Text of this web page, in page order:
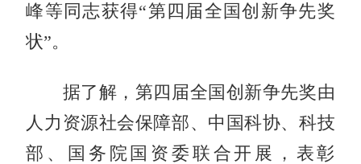
峰等同志获得“第四届全国创新争先奖
状”。
据了解，第四届全国创新争先奖由
人力资源社会保障部、中国科协、科技
部、国务院国资委联合开展，表彰